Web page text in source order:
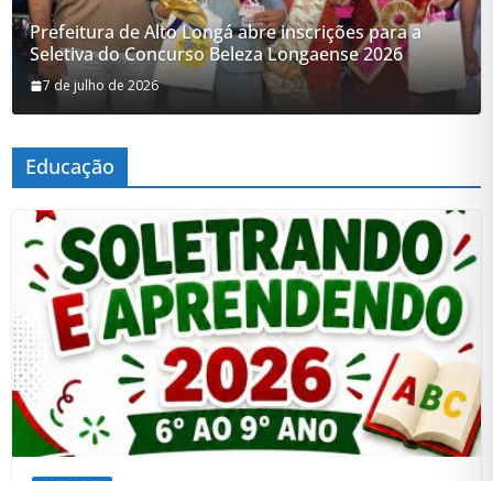
Prefeitura de Alto Longá abre inscrições para a
Seletiva do Concurso Beleza Longaense 2026
7 de julho de 2026
Educação